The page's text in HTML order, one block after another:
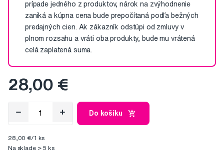
prípade jedného z produktov, nárok na zvýhodnenie
zaniká a kúpna cena bude prepočítaná podľa bežných
predajných cien. Ak zákazník odstúpi od zmluvy v
plnom rozsahu a vráti oba produkty, bude mu vrátená
celá zaplatená suma.
28,00 €
Do košíku
28,00 €/1 ks
Na sklade > 5 ks